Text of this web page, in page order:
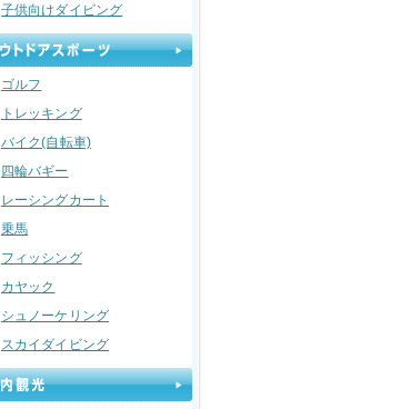
子供向けダイビング
ゴルフ
トレッキング
バイク(自転車)
四輪バギー
レーシングカート
乗馬
フィッシング
カヤック
シュノーケリング
スカイダイビング